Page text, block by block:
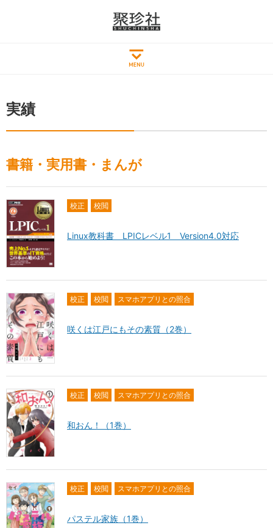
実績
書籍・実用書・まんが
校正 校閲
Linux教科書 LPICレベル1 Version4.0対応
校正 校閲 スマホアプリとの照合
咲くは江戸にもその素質（2巻）
校正 校閲 スマホアプリとの照合
和おん！（1巻）
校正 校閲 スマホアプリとの照合
パステル家族（1巻）